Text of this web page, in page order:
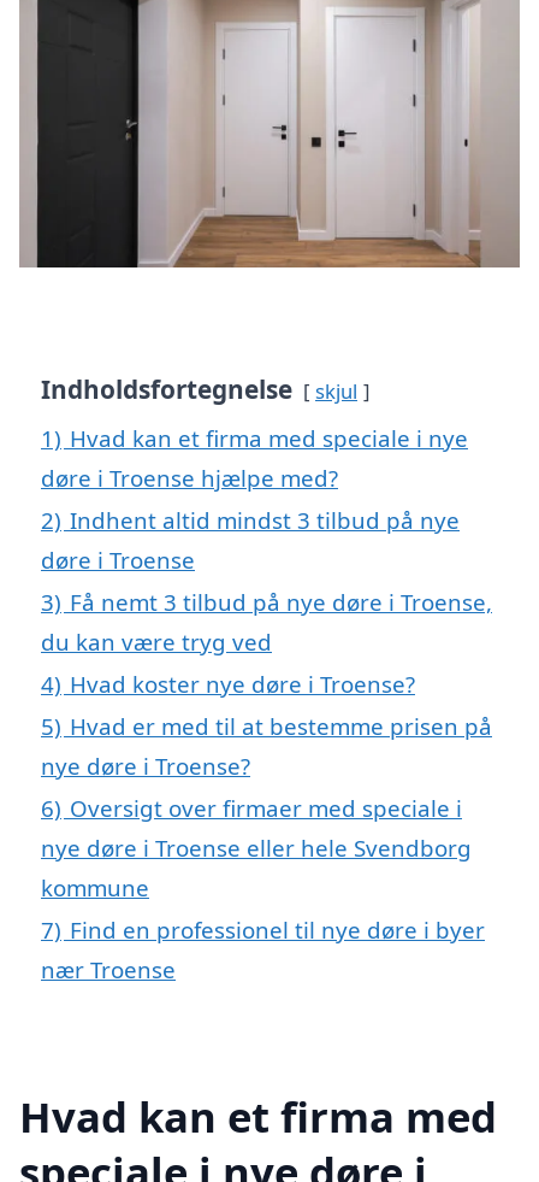
Indholdsfortegnelse skjul
1) Hvad kan et firma med speciale i nye
døre i Troense hjælpe med?
2) Indhent altid mindst 3 tilbud på nye
døre i Troense
3) Få nemt 3 tilbud på nye døre i Troense,
du kan være tryg ved
4) Hvad koster nye døre i Troense?
5) Hvad er med til at bestemme prisen på
nye døre i Troense?
6) Oversigt over firmaer med speciale i
nye døre i Troense eller hele Svendborg
kommune
7) Find en professionel til nye døre i byer
nær Troense
Hvad kan et firma med